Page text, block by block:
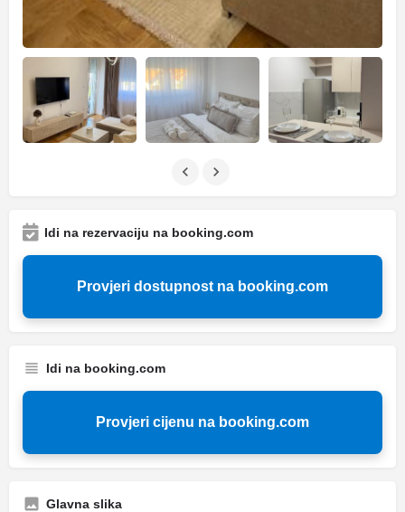
Idi na rezervaciju na booking.com
Provjeri dostupnost na booking.com
Idi na booking.com
Provjeri cijenu na booking.com
Glavna slika